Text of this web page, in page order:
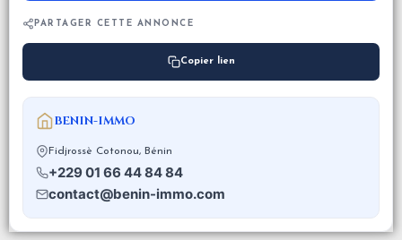
PARTAGER CETTE ANNONCE
Copier lien
BENIN-IMMO
Fidjrossè Cotonou, Bénin
+229 01 66 44 84 84
contact@benin-immo.com